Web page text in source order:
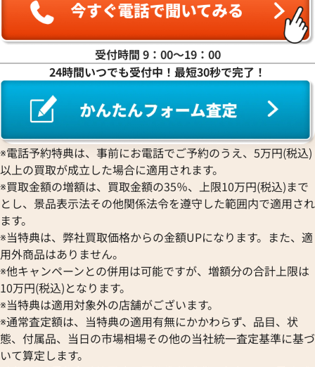
イトジャスト 126333 グレ
格
日時点の参考買取価格です
ロレックス デイトジャスト
ワイト文字盤
参考買取価格
2,790,000円
※2025年12月時点の参考買取
受付時間 9：00〜19：00
24時間いつでも受付中！最短30秒で完了！
※電話予約特典は、事前にお電話でご予約のうえ、5万円(税込)
以上の買取が成立した場合に適用されます。
※買取金額の増額は、買取金額の35％、上限10万円(税込)まで
とし、景品表示法その他関係法令を遵守した範囲内で適用され
ます。
※当特典は、弊社買取価格からの金額UPになります。また、適
用外商品はありません。
※他キャンペーンとの併用は可能ですが、増額分の合計上限は
10万円(税込)となります。
※当特典は適用対象外の店舗がございます。
※通常査定額は、当特典の適用有無にかかわらず、品目、状
態、付属品、当日の市場相場その他の当社統一査定基準に基づ
いて算定します。